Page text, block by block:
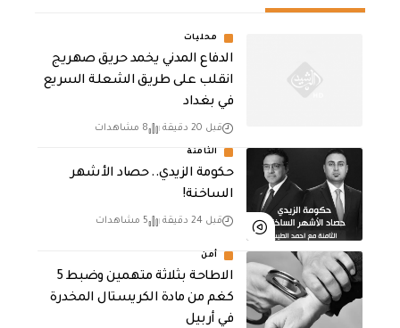
محليات
الدفاع المدني يخمد حريق صهريج
انقلب على طريق الشعلة السريع
في بغداد
قبل 20 دقيقة 8 مشاهدات
الثامنة
حكومة الزيدي.. حصاد الأشهر
الساخنة!
قبل 24 دقيقة 5 مشاهدات
أمن
الاطاحة بثلاثة متهمين وضبط 5
كغم من مادة الكريستال المخدرة ​
في أربيل